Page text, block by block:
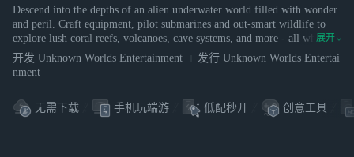
Descend into the depths of an alien underwater world filled with wonder
and peril. Craft equipment, pilot submarines and out-smart wildlife to
explore lush coral reefs, volcanoes, cave systems, and more - all while
trying to survive.
展开
开发 Unknown Worlds Entertainment
发行 Unknown Worlds Entertai
nment
无需下载 手机玩端游 低配秒开 创意工具